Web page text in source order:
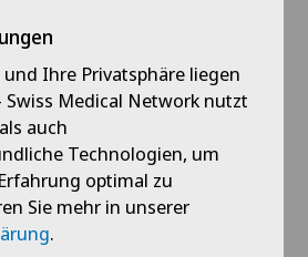
Ihre Privatsphäre liegen
Swiss Medical Network nutzt
auch
Technologien, um
optimal zu
Sie mehr in unserer
.